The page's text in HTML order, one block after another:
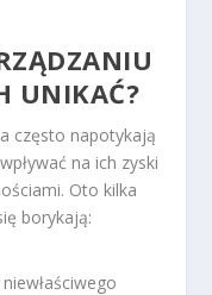
UNIKAĆ?
często napotykają
na ich zyski
Oto kilka
borykają: